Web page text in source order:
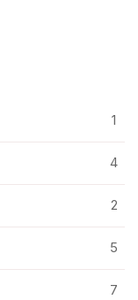
1
4
2
5
7